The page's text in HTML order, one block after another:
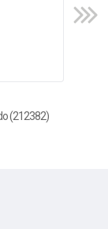
(212382)